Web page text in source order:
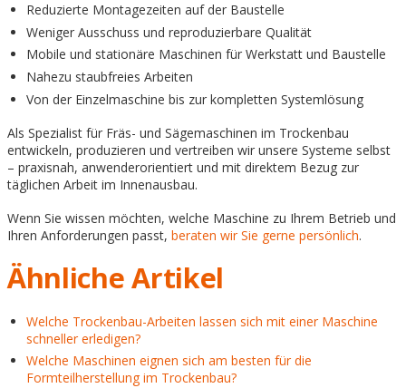
Reduzierte Montagezeiten auf der Baustelle
Weniger Ausschuss und reproduzierbare Qualität
Mobile und stationäre Maschinen für Werkstatt und Baustelle
Nahezu staubfreies Arbeiten
Von der Einzelmaschine bis zur kompletten Systemlösung
Als Spezialist für Fräs- und Sägemaschinen im Trockenbau
entwickeln, produzieren und vertreiben wir unsere Systeme selbst
– praxisnah, anwenderorientiert und mit direktem Bezug zur
täglichen Arbeit im Innenausbau.
Wenn Sie wissen möchten, welche Maschine zu Ihrem Betrieb und
Ihren Anforderungen passt, beraten wir Sie gerne persönlich.
Ähnliche Artikel
Welche Trockenbau-Arbeiten lassen sich mit einer Maschine
schneller erledigen?
Welche Maschinen eignen sich am besten für die
Formteilherstellung im Trockenbau?